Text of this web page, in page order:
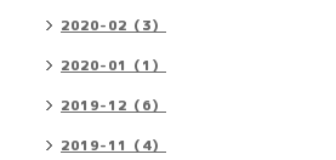
2020-02（3）
2020-01（1）
2019-12（6）
2019-11（4）